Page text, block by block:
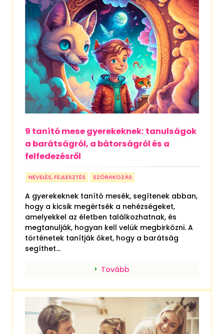
9 tanító mese gyerekeknek: tanulságok
a barátságról, a bátorságról és a
felfedezésről
NEVELÉS, FEJLESZTÉS SZÓRAKOZÁS
A gyerekeknek tanító mesék, segítenek abban,
hogy a kicsik megértsék a nehézségeket,
amelyekkel az életben találkozhatnak, és
megtanulják, hogyan kell velük megbirkózni. A
történetek tanítják őket, hogy a barátság
segíthet...
Tovább